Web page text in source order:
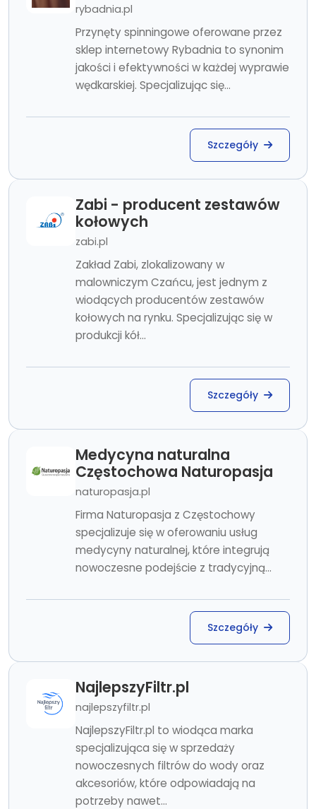
rybadnia.pl
Przynęty spinningowe oferowane przez
sklep internetowy Rybadnia to synonim
jakości i efektywności w każdej wyprawie
wędkarskiej. Specjalizując się...
Szczegóły
Zabi - producent zestawów
kołowych
zabi.pl
Zakład Zabi, zlokalizowany w
malowniczym Czańcu, jest jednym z
wiodących producentów zestawów
kołowych na rynku. Specjalizując się w
produkcji kół...
Szczegóły
Medycyna naturalna
Częstochowa Naturopasja
naturopasja.pl
Firma Naturopasja z Częstochowy
specjalizuje się w oferowaniu usług
medycyny naturalnej, które integrują
nowoczesne podejście z tradycyjną...
Szczegóły
NajlepszyFiltr.pl
najlepszyfiltr.pl
NajlepszyFiltr.pl to wiodąca marka
specjalizująca się w sprzedaży
nowoczesnych filtrów do wody oraz
akcesoriów, które odpowiadają na
potrzeby nawet...